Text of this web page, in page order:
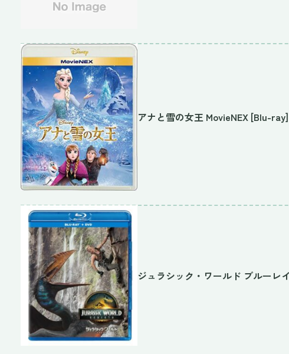
アナと雪の女王 MovieNEX [Blu-ray]
ジュラシック・ワールド ブルーレ